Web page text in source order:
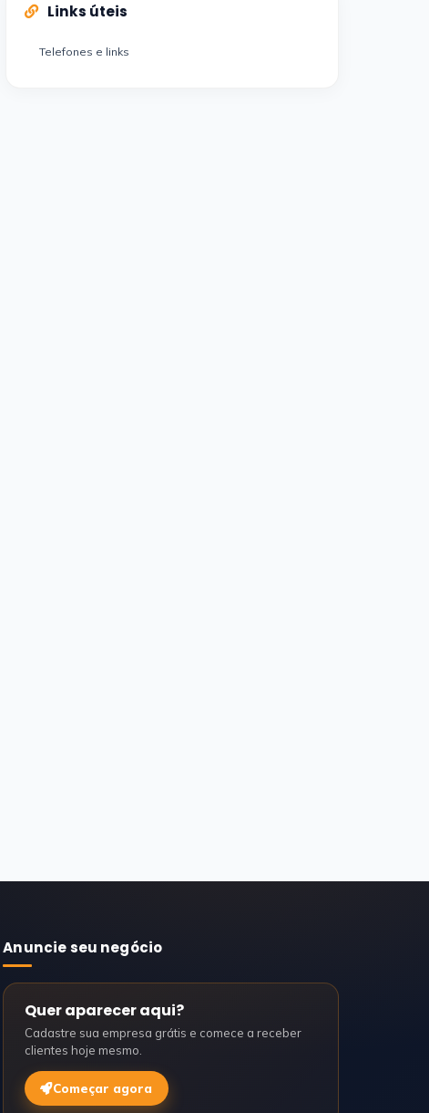
Links úteis
Telefones e links
Anuncie seu negócio
Quer aparecer aqui?
Cadastre sua empresa grátis e comece a receber
clientes hoje mesmo.
Começar agora